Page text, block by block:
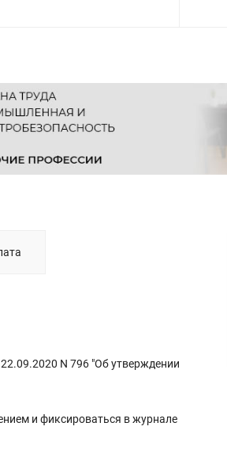
N 796 "Об утверждении
и фиксироваться в журнале